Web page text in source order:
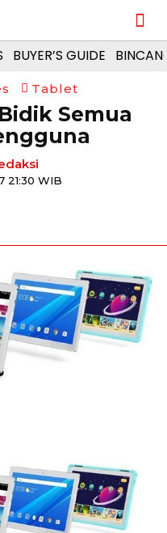
BUYER’S GUIDE
Tablet
Semua
21:30 WIB